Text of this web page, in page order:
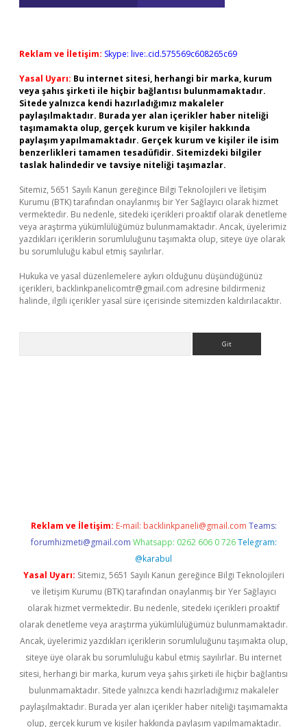
Reklam ve İletişim: Skype: live:.cid.575569c608265c69
Yasal Uyarı: Bu internet sitesi, herhangi bir marka, kurum
veya şahıs şirketi ile hiçbir bağlantısı bulunmamaktadır.
Sitede yalnızca kendi hazırladığımız makaleler
paylaşılmaktadır. Burada yer alan içerikler haber niteliği
taşımamakta olup, gerçek kurum ve kişiler hakkında
paylaşım yapılmamaktadır. Gerçek kurum ve kişiler ile isim
benzerlikleri tamamen tesadüfidir. Sitemizdeki bilgiler
taslak halindedir ve tavsiye niteliği taşımazlar.
Sitemiz, 5651 Sayılı Kanun gereğince Bilgi Teknolojileri ve İletişim
Kurumu (BTK) tarafından onaylanmış bir Yer Sağlayıcı olarak hizmet
vermektedir. Bu nedenle, sitedeki içerikleri proaktif olarak denetleme
veya araştırma yükümlülüğümüz bulunmamaktadır. Ancak, üyelerimiz
yazdıkları içeriklerin sorumluluğunu taşımakta olup, siteye üye olarak
bu sorumluluğu kabul etmiş sayılırlar.
Hukuka ve yasal düzenlemelere aykırı olduğunu düşündüğünüz
içerikleri, backlinkpanelicomtr@gmail.com adresine bildirmeniz
halinde, ilgili içerikler yasal süre içerisinde sitemizden kaldırılacaktır.
Reklam ve İletişim: E-mail: backlinkpaneli@gmail.com Teams:
forumhizmeti@gmail.com Whatsapp: 0262 606 0 726 Telegram:
@karabul
Yasal Uyarı: Sitemiz, 5651 Sayılı Kanun gereğince Bilgi Teknolojileri
ve İletişim Kurumu (BTK) tarafından onaylanmış bir Yer Sağlayıcı
olarak hizmet vermektedir. Bu nedenle, sitedeki içerikleri proaktif
olarak denetleme veya araştırma yükümlülüğümüz bulunmamaktadır.
Ancak, üyelerimiz yazdıkları içeriklerin sorumluluğunu taşımakta olup,
siteye üye olarak bu sorumluluğu kabul etmiş sayılırlar. Bu internet
sitesi, herhangi bir marka, kurum veya şahıs şirketi ile hiçbir bağlantısı
bulunmamaktadır. Sitede yalnızca kendi hazırladığımız makaleler
paylaşılmaktadır. Burada yer alan içerikler haber niteliği taşımamakta
olup, gerçek kurum ve kişiler hakkında paylaşım yapılmamaktadır.